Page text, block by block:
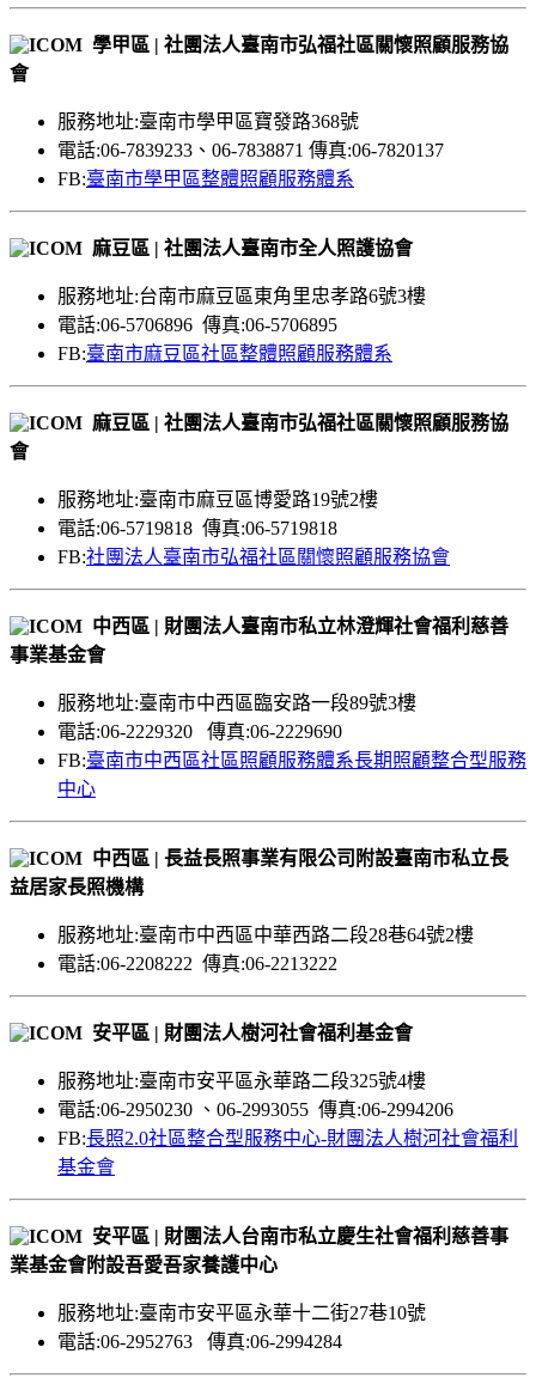
學甲區 | 社團法人臺南市弘福社區關懷照顧服務協
會
服務地址:臺南市學甲區寶發路368號
電話:06-7839233、06-7838871 傳真:06-7820137
FB:臺南市學甲區整體照顧服務體系
麻豆區 | 社團法人臺南市全人照護協會
服務地址:台南市麻豆區東角里忠孝路6號3樓
電話:06-5706896 傳真:06-5706895
FB:臺南市麻豆區社區整體照顧服務體系
麻豆區 | 社團法人臺南市弘福社區關懷照顧服務協
會
服務地址:臺南市麻豆區博愛路19號2樓
電話:06-5719818 傳真:06-5719818
FB:社團法人臺南市弘福社區關懷照顧服務協會
中西區 | 財團法人臺南市私立林澄輝社會福利慈善
事業基金會
服務地址:臺南市中西區臨安路一段89號3樓
電話:06-2229320 傳真:06-2229690
FB:臺南市中西區社區照顧服務體系長期照顧整合型服務
中心
中西區 | 長益長照事業有限公司附設臺南市私立長
益居家長照機構
服務地址:臺南市中西區中華西路二段28巷64號2樓
電話:06-2208222 傳真:06-2213222
安平區 | 財團法人樹河社會福利基金會
服務地址:臺南市安平區永華路二段325號4樓
電話:06-2950230 、06-2993055 傳真:06-2994206
FB:長照2.0社區整合型服務中心-財團法人樹河社會福利
基金會
安平區 | 財團法人台南市私立慶生社會福利慈善事
業基金會附設吾愛吾家養護中心
服務地址:臺南市安平區永華十二街27巷10號
電話:06-2952763 傳真:06-2994284